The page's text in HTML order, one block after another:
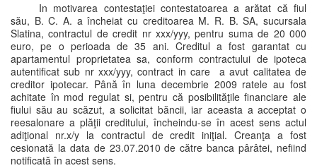
In motivarea contestaţiei contestatoarea a arătat că fiul
său, B. C. A. a încheiat cu creditoarea M. R. B. SA, sucursala
Slatina, contractul de credit nr xxx/yyy, pentru suma de 20 000
euro, pe o perioada de 35 ani. Creditul a fost garantat cu
apartamentul proprietatea sa, conform contractului de ipoteca
autentificat sub nr xxx/yyy, contract in care a avut calitatea de
creditor ipotecar. Până în luna decembrie 2009 ratele au fost
achitate în mod regulat si, pentru că posibilităţile financiare ale
fiului său au scăzut, a solicitat băncii, iar aceasta a acceptat o
reesalonare a plăţii creditului, încheindu-se în acest sens actul
adiţional nr.x/y la contractul de credit iniţial. Creanţa a fost
cesionată la data de 23.07.2010 de către banca pârâtei, nefiind
notificată în acest sens.